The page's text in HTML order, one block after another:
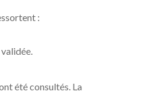
:
été consultés. La